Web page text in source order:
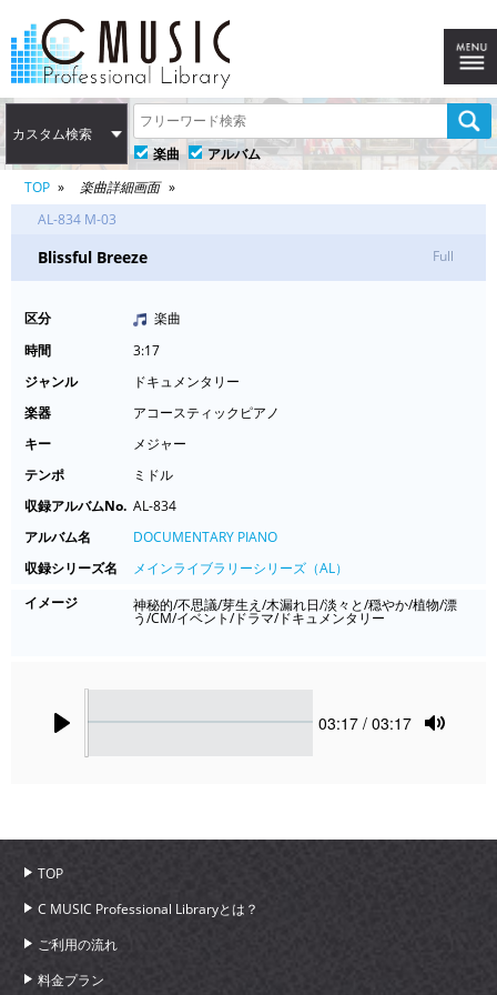
カスタム検索
楽曲
アルバム
TOP
楽曲詳細画面
AL-834 M-03
Blissful Breeze Full
区分
楽曲
時間
3:17
ジャンル
ドキュメンタリー
楽器
アコースティックピアノ
キー
メジャー
テンポ
ミドル
収録アルバムNo. AL-834
アルバム名
DOCUMENTARY PIANO
収録シリーズ名
メインライブラリーシリーズ（AL）
イメージ
神秘的/不思議/芽生え/木漏れ日/淡々と/穏やか/植物/漂
う/CM/イベント/ドラマ/ドキュメンタリー
Current
03:17 / 03:17
TOP
C MUSIC Professional Libraryとは？
ご利用の流れ
料金プラン